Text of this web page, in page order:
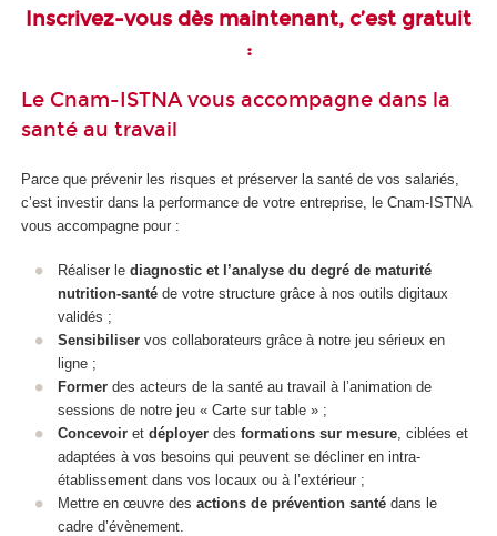
Inscrivez-vous dès maintenant, c’est gratuit
:
Le Cnam-ISTNA vous accompagne dans la
santé au travail
Parce que prévenir les risques et préserver la santé de vos salariés,
c’est investir dans la performance de votre entreprise, le Cnam-ISTNA
vous accompagne pour :
Réaliser le diagnostic et l’analyse du degré de maturité
nutrition-santéde votre structure grâce à nos outils digitaux
validés ;
Sensibiliser vos collaborateurs grâce à notre jeu sérieux en
ligne ;
Former des acteurs de la santé au travail à l’animation de
sessions de notre jeu « Carte sur table » ;
Concevoir et déployer des formations sur mesure, ciblées et
adaptées à vos besoins qui peuvent se décliner en intra-
établissement dans vos locaux ou à l’extérieur ;
Mettre en œuvre des actions de prévention santédans le
cadre d’évènement.